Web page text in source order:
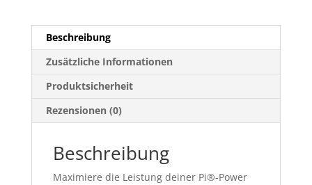
Beschreibung
Zusätzliche Informationen
Produktsicherheit
Rezensionen (0)
Beschreibung
Maximiere die Leistung deiner Pi®-Power